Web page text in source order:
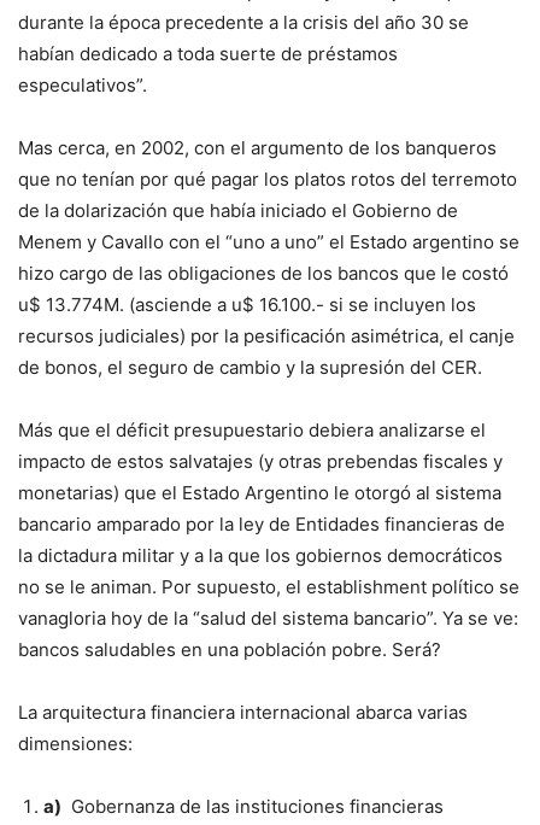
durante la época precedente a la crisis del año 30 se
habían dedicado a toda suerte de préstamos
especulativos”.
Mas cerca, en 2002, con el argumento de los banqueros
que no tenían por qué pagar los platos rotos del terremoto
de la dolarización que había iniciado el Gobierno de
Menem y Cavallo con el “uno a uno” el Estado argentino se
hizo cargo de las obligaciones de los bancos que le costó
u$ 13.774M. (asciende a u$ 16.100.- si se incluyen los
recursos judiciales) por la pesificación asimétrica, el canje
de bonos, el seguro de cambio y la supresión del CER.
Más que el déficit presupuestario debiera analizarse el
impacto de estos salvatajes (y otras prebendas fiscales y
monetarias) que el Estado Argentino le otorgó al sistema
bancario amparado por la ley de Entidades financieras de
la dictadura militar y a la que los gobiernos democráticos
no se le animan. Por supuesto, el establishment político se
vanagloria hoy de la “salud del sistema bancario”. Ya se ve:
bancos saludables en una población pobre. Será?
La arquitectura financiera internacional abarca varias
dimensiones:
a) Gobernanza de las instituciones financieras